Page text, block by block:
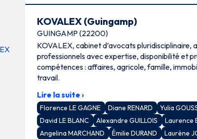
KOVALEX (Guingamp)
GUINGAMP (22200)
KOVALEX, cabinet d’avocats
professionnels avec expertise, disponibilité et
compétences : affaires, agricole, famille,
travail.
Lire la suite ›
Florence LE GAGNE Diane RENARD Yulia
David LE BLANC
Alexandre GUILLOIS Laurence
Angelina MARCHAND
Émilie DURAND Laurène